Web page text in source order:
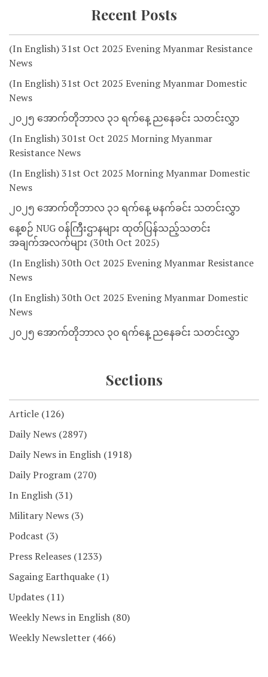
Recent Posts
(In English) 31st Oct 2025 Evening Myanmar Resistance
News
(In English) 31st Oct 2025 Evening Myanmar Domestic
News
၂၀၂၅ အောက်တိုဘာလ ၃၁ ရက်နေ့ ညနေခင်း သတင်းလွှာ
(In English) 301st Oct 2025 Morning Myanmar
Resistance News
(In English) 31st Oct 2025 Morning Myanmar Domestic
News
၂၀၂၅ အောက်တိုဘာလ ၃၁ ရက်နေ့ မနက်ခင်း သတင်းလွှာ
နေ့စဉ် NUG ဝန်ကြီးဌာနများ ထုတ်ပြန်သည့်သတင်း
အချက်အလက်များ (30th Oct 2025)
(In English) 30th Oct 2025 Evening Myanmar Resistance
News
(In English) 30th Oct 2025 Evening Myanmar Domestic
News
၂၀၂၅ အောက်တိုဘာလ ၃၀ ရက်နေ့ ညနေခင်း သတင်းလွှာ
Sections
Article (126)
Daily News (2897)
Daily News in English (1918)
Daily Program (270)
In English (31)
Military News (3)
Podcast (3)
Press Releases (1233)
Sagaing Earthquake (1)
Updates (11)
Weekly News in English (80)
Weekly Newsletter (466)